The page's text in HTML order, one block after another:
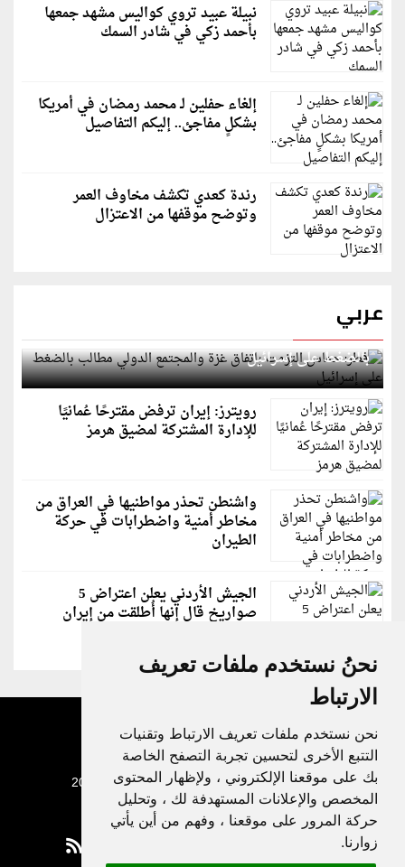
نحنُ نستخدم ملفات تعريف
الارتباط
نحن نستخدم ملفات تعريف الارتباط وتقنيات
التتبع الأخرى لتحسين تجربة التصفح الخاصة
بك على موقعنا الإلكتروني ، ولإظهار المحتوى
المخصص والإعلانات المستهدفة لك ، وتحليل
حركة المرور على موقعنا ، وفهم من أين يأتي
زوارنا.
نبيلة عبيد تروي كواليس مشهد جمعها
بأحمد زكي في شادر السمك
إلغاء حفلين لـ محمد رمضان في أمريكا
بشكلٍ مفاجئ.. إليكم التفاصيل
رندة كعدي تكشف مخاوف العمر
وتوضح موقفها من الاعتزال
عربي
قطر: حماس التزمت باتفاق غزة والمجتمع الدولي مطالب
بالضغط على إسرائيل
رويترز: إيران ترفض مقترحًا عُمانيًا
للإدارة المشتركة لمضيق هرمز
واشنطن تحذر مواطنيها في العراق من
مخاطر أمنية واضطرابات في حركة
الطيران
الجيش الأردني يعلن اعتراض 5
صواريخ قال إنها أُطلقت من إيران
جميع الحقوق محفوظة لدنيا الوطن © 2003 - 2022